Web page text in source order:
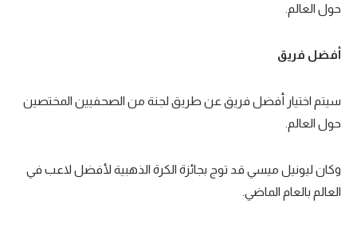
حول العالم.
أفضل فريق
سيتم اختيار أفضل فريق عن طريق لجنة من الصحفيين المختصين
حول العالم.
وكان ليونيل ميسي قد توج بجائزة الكرة الذهبية لأفضل لاعب في
العالم بالعام الماضي.